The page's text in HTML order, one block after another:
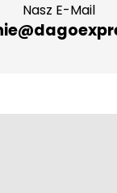
Nasz E-Mail